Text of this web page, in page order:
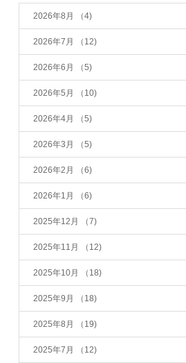
2026年8月 （4)
2026年7月 （12)
2026年6月 （5)
2026年5月 （10)
2026年4月 （5)
2026年3月 （5)
2026年2月 （6)
2026年1月 （6)
2025年12月 （7)
2025年11月 （12)
2025年10月 （18)
2025年9月 （18)
2025年8月 （19)
2025年7月 （12)